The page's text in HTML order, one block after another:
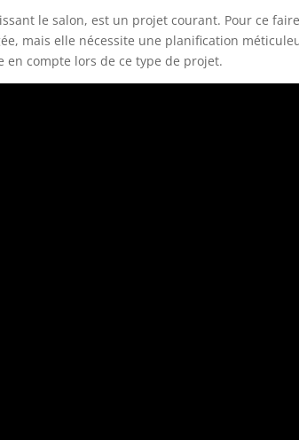
le salon, est un projet courant. Pour ce
mais elle nécessite une planification
en compte lors de ce type de projet.